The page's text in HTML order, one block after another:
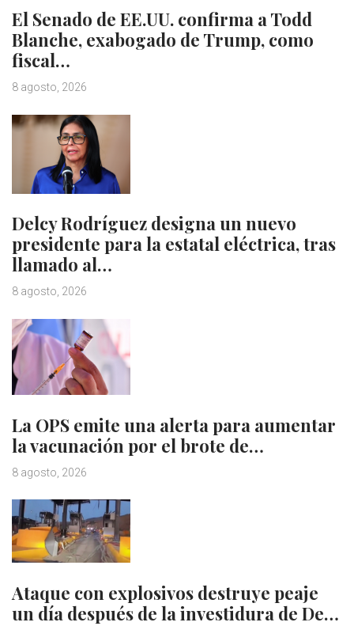
El Senado de EE.UU. confirma a Todd
Blanche, exabogado de Trump, como
fiscal…
8 agosto, 2026
Delcy Rodríguez designa un nuevo
presidente para la estatal eléctrica, tras
llamado al…
8 agosto, 2026
La OPS emite una alerta para aumentar
la vacunación por el brote de…
8 agosto, 2026
Ataque con explosivos destruye peaje
un día después de la investidura de De…